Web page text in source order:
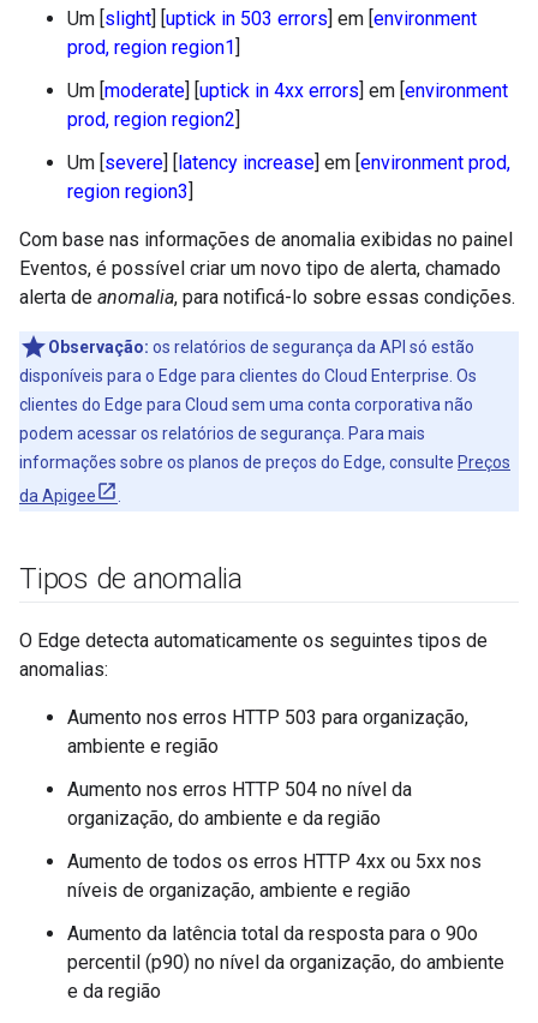
Um [slight] [uptick in 503 errors] em [environment
prod, region region1]
Um [moderate] [uptick in 4xx errors] em [environment
prod, region region2]
Um [severe] [latency increase] em [environment prod,
region region3]
Com base nas informações de anomalia exibidas no painel
Eventos, é possível criar um novo tipo de alerta, chamado
alerta de anomalia, para notificá-lo sobre essas condições.
Observação: os relatórios de segurança da API só estão
disponíveis para o Edge para clientes do Cloud Enterprise. Os
clientes do Edge para Cloud sem uma conta corporativa não
podem acessar os relatórios de segurança. Para mais
informações sobre os planos de preços do Edge, consulte Preços
da Apigee
Tipos de anomalia
O Edge detecta automaticamente os seguintes tipos de
anomalias:
Aumento nos erros HTTP 503 para organização,
ambiente e região
Aumento nos erros HTTP 504 no nível da
organização, do ambiente e da região
Aumento de todos os erros HTTP 4xx ou 5xx nos
níveis de organização, ambiente e região
Aumento da latência total da resposta para o 90o
percentil (p90) no nível da organização, do ambiente
e da região